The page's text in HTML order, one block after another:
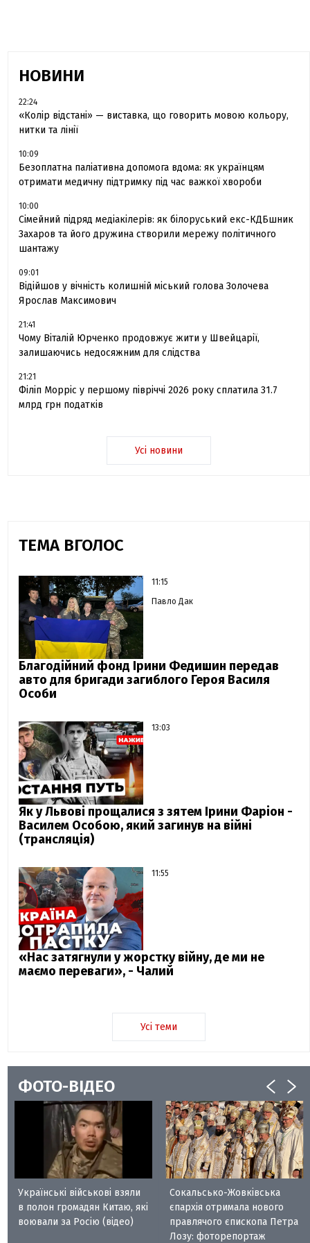
НОВИНИ
22:24
«Колір відстані» — виставка, що говорить мовою кольору,
нитки та лінії
10:09
Безоплатна паліативна допомога вдома: як українцям
отримати медичну підтримку під час важкої хвороби
10:00
Сімейний підряд медіакілерів: як білоруський екс-КДБшник
Захаров та його дружина створили мережу політичного
шантажу
09:01
Відійшов у вічність колишній міський голова Золочева
Ярослав Максимович
21:41
Чому Віталій Юрченко продовжує жити у Швейцарії,
залишаючись недосяжним для слідства
21:21
Філіп Морріс у першому півріччі 2026 року сплатила 31.7
млрд грн податків
Усі новини
ТЕМА ВГОЛОС
11:15
Павло Дак
Благодійний фонд Ірини Федишин передав
авто для бригади загиблого Героя Василя
Особи
13:03
Як у Львові прощалися з зятем Ірини Фаріон -
Василем Особою, який загинув на війні
(трансляція)
11:55
«Нас затягнули у жорстку війну, де ми не
маємо переваги», - Чалий
Усі теми
ФОТО-ВІДЕО
Українські військові взяли
в полон громадян Китаю, які
воювали за Росію (відео)
Сокальсько-Жовківська
єпархія отримала нового
правлячого єпископа Петра
Лозу: фоторепортаж